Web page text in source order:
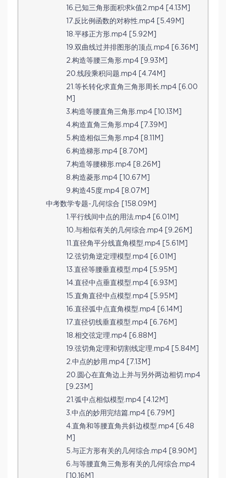
16.已知三角形面积求k值2.mp4 [4.13M]
17.反比例函数的对称性.mp4 [5.49M]
18.平移正方形.mp4 [5.92M]
19.双曲线过并排图形的顶点.mp4 [6.36M]
2.构造等腰三角形.mp4 [9.93M]
20.线段乘积问题.mp4 [4.74M]
21.等长转化求直角三角形周长.mp4 [6.00
M]
3.构造等腰直角三角形.mp4 [10.13M]
4.构造直角三角形.mp4 [7.39M]
5.构造相似三角形.mp4 [8.11M]
6.构造梯形.mp4 [8.70M]
7.构造等腰梯形.mp4 [8.26M]
8.构造菱形.mp4 [10.67M]
9.构造45度.mp4 [8.07M]
中考数学专题-几何综合 [158.09M]
1.平行线间中点的用法.mp4 [6.01M]
10.与相似有关的几何综合.mp4 [9.26M]
11.直径角平分线直角模型.mp4 [5.61M]
12.弦切角逆定理模型.mp4 [6.01M]
13.直径等腰垂直模型.mp4 [5.95M]
14.直径中点垂直模型.mp4 [6.93M]
15.直角直径中点模型.mp4 [5.95M]
16.直径弧中点直角模型.mp4 [6.14M]
17.直径切线垂直模型.mp4 [6.76M]
18.相交弦定理.mp4 [6.88M]
19.弦切角定理和切割线定理.mp4 [5.84M]
2.中点的妙用.mp4 [7.13M]
20.圆心在直角边上并与另外两边相切.mp4
[9.23M]
21.弧中点相似模型.mp4 [4.12M]
3.中点的妙用完结篇.mp4 [6.79M]
4.直角和等腰直角共斜边模型.mp4 [6.48
M]
5.与正方形有关的几何综合.mp4 [8.90M]
6.与等腰直角三角形有关的几何综合.mp4
[10.16M]